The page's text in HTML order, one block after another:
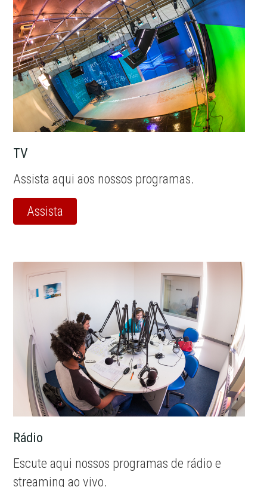
TV
Assista aqui aos nossos programas.
Assista
Rádio
Escute aqui nossos programas de rádio e
streaming ao vivo.